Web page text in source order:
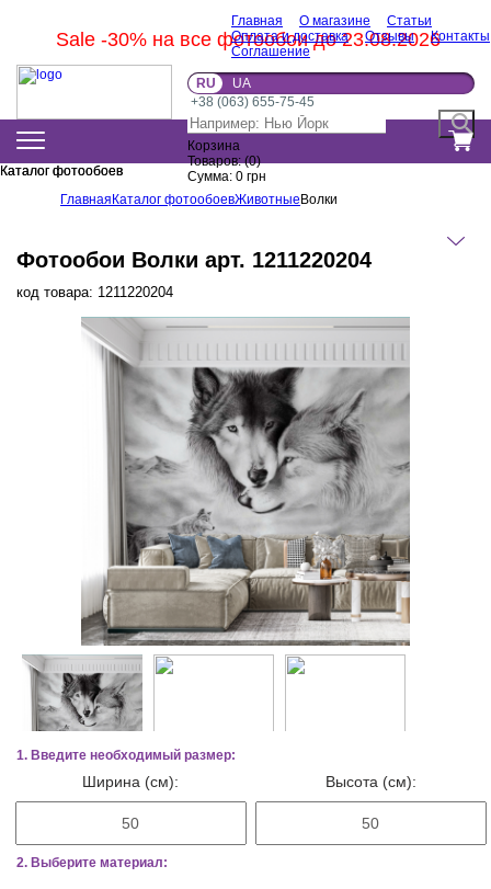
Sale -30% на все фотообои до 23.08.2026
Главная О магазине
Статьи
Оплата и доставка
Отзывы
Контакты
Соглашение
RU
UA
+38 (063) 655-75-45
Корзина
Товаров:(0)
Сумма: 0 грн
Каталог фотообоев
Каталог фотообоев
Главная Каталог фотообоевЖивотные Волки
Фотообои Волки арт. 1211220204
код товара: 1211220204
1. Введите необходимый размер:
Ширина (см): Высота (см):
2. Выберите материал: